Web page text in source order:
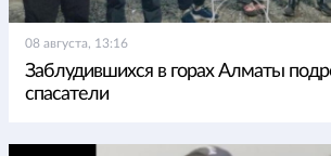
08 августа, 13:16
Заблудившихся в горах Алматы
спасатели